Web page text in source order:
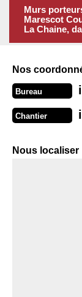
Murs
Marescot
La Chaine,
Nos
Bureau
Chantier
Nous localiser